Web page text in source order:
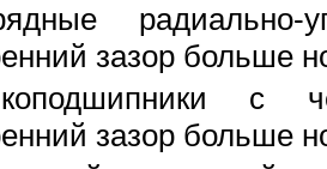
радиально-
зазор больше
с
зазор больше